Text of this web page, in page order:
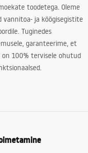
toodetega. Oleme
vannitoa- ja köögisegistite
Tuginedes
garanteerime, et
100% tervisele ohutud